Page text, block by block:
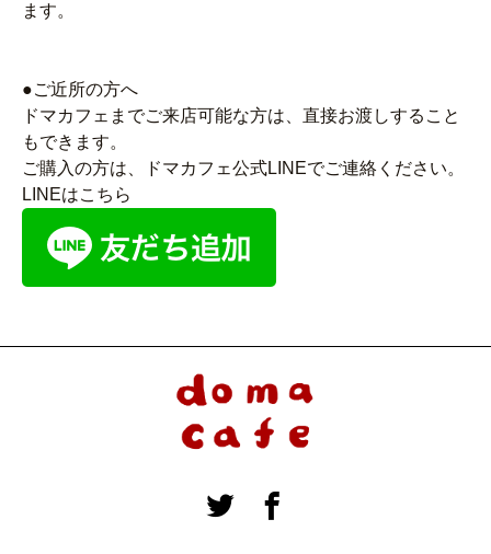
ます。
●ご近所の方へ
ドマカフェまでご来店可能な方は、直接お渡しすること
もできます。
ご購入の方は、ドマカフェ公式LINEでご連絡ください。
LINEはこちら